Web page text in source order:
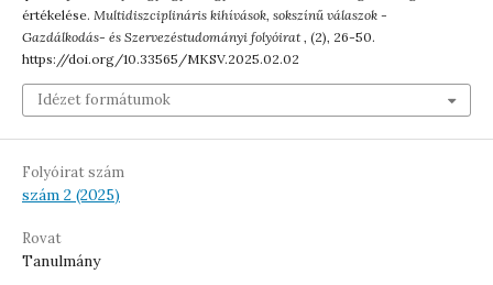
értékelése. Multidiszciplináris kihívások, sokszínű válaszok -
Gazdálkodás- és Szervezéstudományi folyóirat, (2), 26-50.
https://doi.org/10.33565/MKSV.2025.02.02
Idézet formátumok
Folyóirat szám
szám 2 (2025)
Rovat
Tanulmány